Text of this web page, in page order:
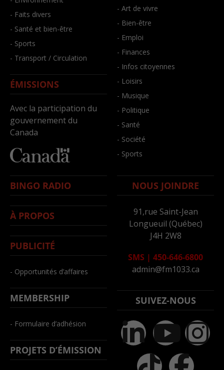
- Faits divers
- Santé et bien-être
- Sports
- Transport / Circulation
ÉMISSIONS
Avec la participation du
gouvernement du
Canada
- Art de vivre
- Bien-être
- Emploi
- Finances
- Infos citoyennes
- Loisirs
- Musique
- Politique
- Santé
- Société
- Sports
BINGO RADIO
À PROPOS
PUBLICITÉ
- Opportunités d’affaires
MEMBERSHIP
- Formulaire d’adhésion
PROJETS D’ÉMISSION
NOUS JOINDRE
91,rue Saint-Jean
Longueuil (Québec)
J4H 2W8
SMS | 450-646-6800
admin@fm1033.ca
SUIVEZ-NOUS